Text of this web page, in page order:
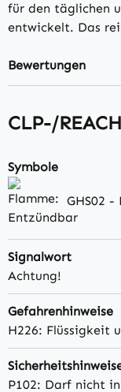
für den täglichen
entwickelt. Das
Bewertungen
CLP-/
Symbole
GHS02
Signalwort
Achtung!
Gefahrenhinweise
H226: Flüssigkeit
P102: Darf nicht